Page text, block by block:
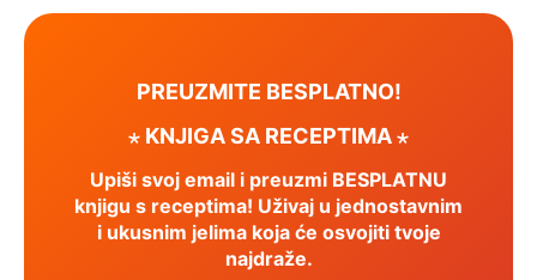
PREUZMITE BESPLATNO!
⋆ KNJIGA SA RECEPTIMA ⋆
Upiši svoj email i preuzmi BESPLATNU
knjigu s receptima! Uživaj u jednostavnim
i ukusnim jelima koja će osvojiti tvoje
najdraže.